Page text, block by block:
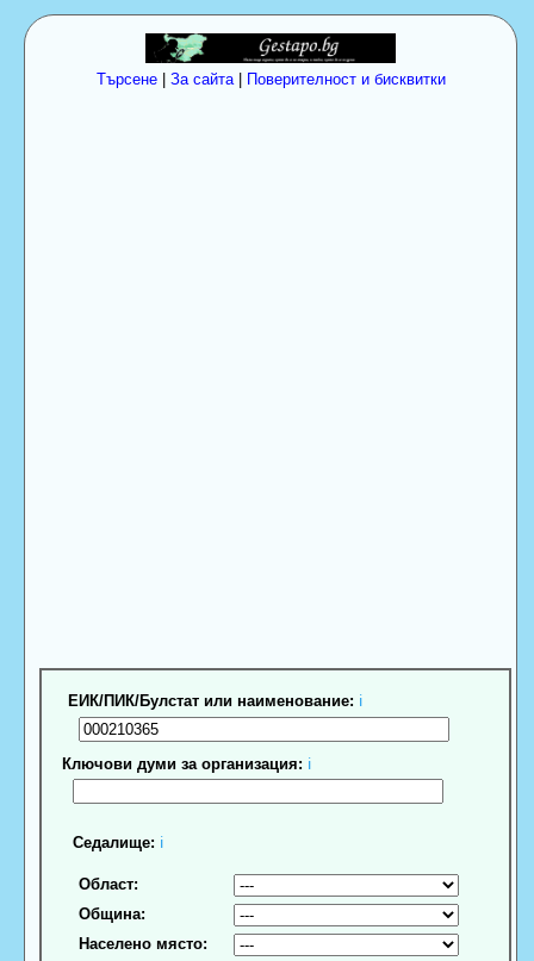
Търсене| За сайта| Поверителност и бисквитки
ЕИК/ПИК/Булстат или наименование: ℹ
Ключови думи за организация: ℹ
Седалище: ℹ
Област:
Община:
Населено място: